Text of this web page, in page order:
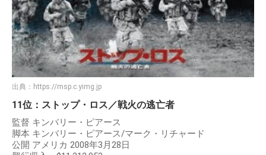
出典： https://msp.c.yimg.jp
11位：ストップ・ロス／戦火の逃亡者
監督 キンバリー・ピアース
脚本 キンバリー・ピアース/マーク・リチャード
公開 アメリカ 2008年3月28日